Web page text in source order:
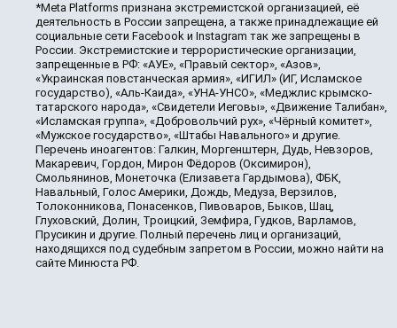
*Meta Platforms признана экстремистской организацией, её
деятельность в России запрещена, а также принадлежащие ей
социальные сети Facebook и Instagram так же запрещены в
России. Экстремистские и террористические организации,
запрещенные в РФ: «АУЕ», «Правый сектор», «Азов»,
«Украинская повстанческая армия», «ИГИЛ» (ИГ, Исламское
государство), «Аль-Каида», «УНА-УНСО», «Меджлис крымско-
татарского народа», «Свидетели Иеговы», «Движение Талибан»,
«Исламская группа», «Добровольчий рух», «Чёрный комитет»,
«Мужское государство», «Штабы Навального» и другие.
Перечень иноагентов: Галкин, Моргенштерн, Дудь, Невзоров,
Макаревич, Гордон, Мирон Фёдоров (Оксимирон),
Смольянинов, Монеточка (Елизавета Гардымова), ФБК,
Навальный, Голос Америки, Дождь, Медуза, Верзилов,
Толоконникова, Понасенков, Пивоваров, Быков, Шац,
Глуховский, Долин, Троицкий, Земфира, Гудков, Варламов,
Прусикин и другие. Полный перечень лиц и организаций,
находящихся под судебным запретом в России, можно найти на
сайте Минюста РФ.